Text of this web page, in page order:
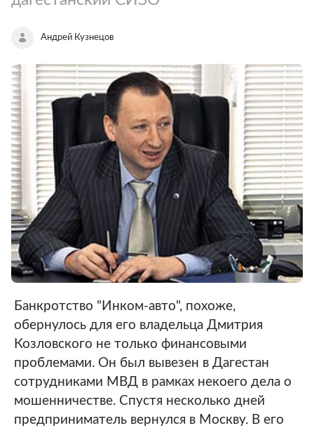
Андрей Кузнецов
Банкротство "Инком-авто", похоже,
обернулось для его владельца Дмитрия
Козловского не только финансовыми
проблемами. Он был вывезен в Дагестан
сотрудниками МВД в рамках некоего дела о
мошенничестве. Спустя несколько дней
предприниматель вернулся в Москву. В его